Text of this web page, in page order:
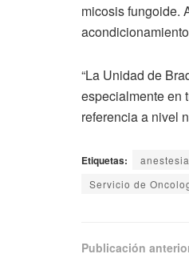
micosis fungoide.
“La Unidad de
especialmente en
referencia a nivel
Etiquetas:
Servicio de
Publicación